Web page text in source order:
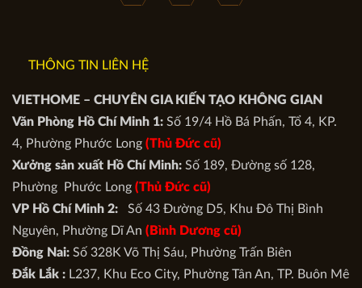
THÔNG TIN LIÊN HỆ
VIETHOME – CHUYÊN GIA KIẾN TẠO KHÔNG GIAN
Văn Phòng Hồ Chí Minh 1: Số 19/4 Hồ Bá Phấn, Tổ 4, KP.
4, Phường Phước Long (Thủ Đức cũ)
Xưởng sản xuất Hồ Chí Minh: Số 189, Đường số 128,
Phường Phước Long (Thủ Đức cũ)
VP Hồ Chí Minh 2: Số 43 Đường D5, Khu Đô Thị Bình
Nguyên, Phường Dĩ An (Bình Dương cũ)
Đồng Nai: Số 328K Võ Thị Sáu, Phường Trấn Biên
Đắk Lắk : L237, Khu Eco City, Phường Tân An, TP. Buôn Mê